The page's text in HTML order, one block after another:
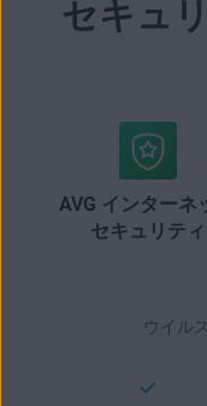
セキュ
AVG インターネ
セキュリティ
ウイル